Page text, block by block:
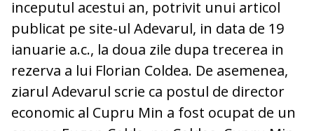
inceputul acestui an, potrivit unui articol
publicat pe site-ul Adevarul, in data de 19
ianuarie a.c., la doua zile dupa trecerea in
rezerva a lui Florian Coldea. De asemenea,
ziarul Adevarul scrie ca postul de director
economic al Cupru Min a fost ocupat de un